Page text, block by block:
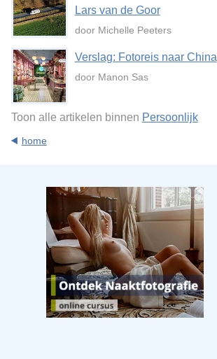
Lars van de Goor
door Michelle Peeters
Verslag: Fotoreis naar China
door Manon Sas
Toon alle artikelen binnen Persoonlijk
home